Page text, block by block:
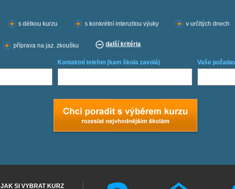
s délkou kurzu s konkrétní intenzitou výuky v určitých dnech
příprava na jaz. zkoušku další kritéria
Kontaktní telefon (kam škola zavolá) Vaše
JAK SI VYBRAT KURZ